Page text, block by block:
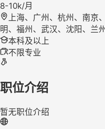
8-10k/月
上海、广州、杭州、南京
明、福州、武汉、沈阳、兰
本科及以上
不限专业
职位介绍
暂无职位介绍